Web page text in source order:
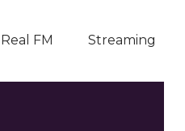
FM Streaming